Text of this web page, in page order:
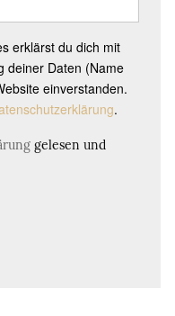
erklärst du dich mit
deiner Daten (Name
einverstanden.
.
gelesen und